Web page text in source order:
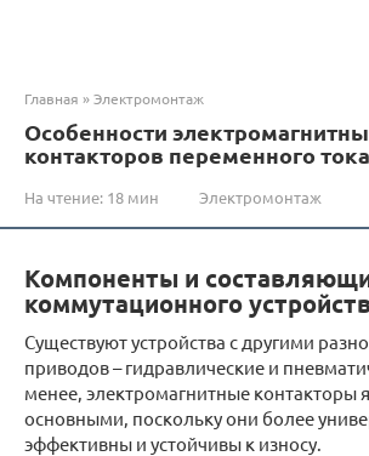
Главная »Электромонтаж
Особенности
контакторов переменного тока
На чтение: 18 мин Электромонтаж
Компоненты и
коммутационного
Существуют устройства с другими
приводов – гидравлические и
менее, электромагнитные контакторы
основными, поскольку они более
эффективны и устойчивы к износу.